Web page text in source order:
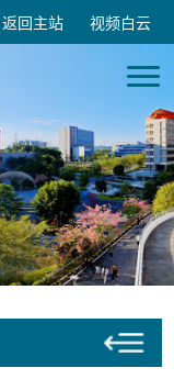
返回主站 视频白云